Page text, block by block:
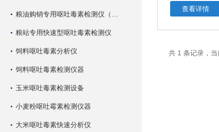
粮站专用快速型呕吐毒素检测仪
饲料呕吐毒素分析仪
饲料呕吐毒素检测仪器
玉米呕吐毒素检测设备
小麦粉呕吐霉素检测仪器
大米呕吐毒素快速分析仪
查看详情
共 1 条记录，